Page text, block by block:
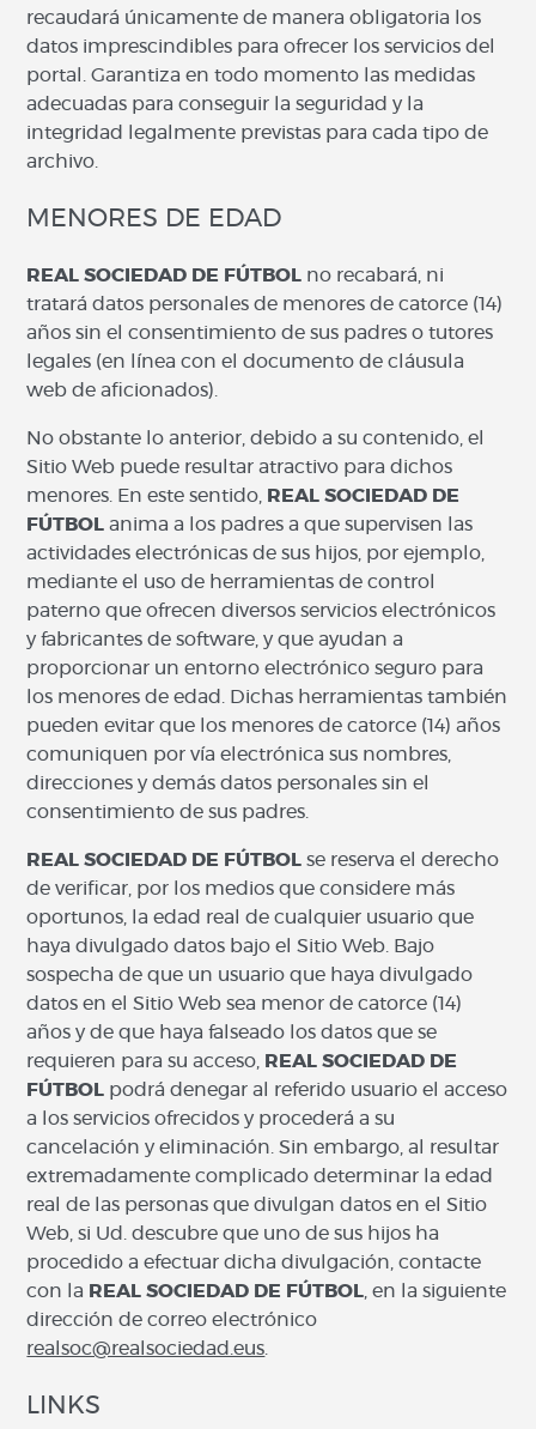
recaudará únicamente de manera obligatoria los
datos imprescindibles para ofrecer los servicios del
portal. Garantiza en todo momento las medidas
adecuadas para conseguir la seguridad y la
integridad legalmente previstas para cada tipo de
archivo.
MENORES DE EDAD
REAL SOCIEDAD DE FÚTBOL no recabará, ni
tratará datos personales de menores de catorce (14)
años sin el consentimiento de sus padres o tutores
legales (en línea con el documento de cláusula
web de aficionados).
No obstante lo anterior, debido a su contenido, el
Sitio Web puede resultar atractivo para dichos
menores. En este sentido,
REAL SOCIEDAD DE
FÚTBOL anima a los padres a que supervisen las
actividades electrónicas de sus hijos, por ejemplo,
mediante el uso de herramientas de control
paterno que ofrecen diversos servicios electrónicos
y fabricantes de software, y que ayudan a
proporcionar un entorno electrónico seguro para
los menores de edad. Dichas herramientas también
pueden evitar que los menores de catorce (14) años
comuniquen por vía electrónica sus nombres,
direcciones y demás datos personales sin el
consentimiento de sus padres.
REAL SOCIEDAD DE FÚTBOL se reserva el derecho
de verificar, por los medios que considere más
oportunos, la edad real de cualquier usuario que
haya divulgado datos bajo el Sitio Web. Bajo
sospecha de que un usuario que haya divulgado
datos en el Sitio Web sea menor de catorce (14)
años y de que haya falseado los datos que se
requieren para su acceso,
REAL SOCIEDAD DE
FÚTBOL podrá denegar al referido usuario el acceso
a los servicios ofrecidos y procederá a su
cancelación y eliminación. Sin embargo, al resultar
extremadamente complicado determinar la edad
real de las personas que divulgan datos en el Sitio
Web, si Ud. descubre que uno de sus hijos ha
procedido a efectuar dicha divulgación, contacte
con la REAL SOCIEDAD DE FÚTBOL , en la siguiente
dirección de correo electrónico
realsoc@realsociedad.eus
LINKS